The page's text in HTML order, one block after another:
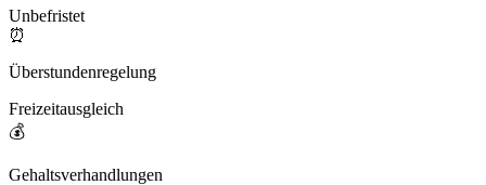
Unbefristet
⏰
Überstundenregelung
Freizeitausgleich
💰
Gehaltsverhandlungen